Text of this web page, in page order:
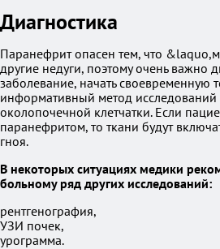
Диагностика
Паранефрит опасен тем, что
другие недуги, поэтому очень важно
заболевание, начать своевременную
информативный метод исследований
околопочечной клетчатки. Если
паранефритом, то ткани будут
гноя.
В некоторых ситуациях медики
больному ряд других исследований:
рентгенография,
УЗИ почек,
урограмма.